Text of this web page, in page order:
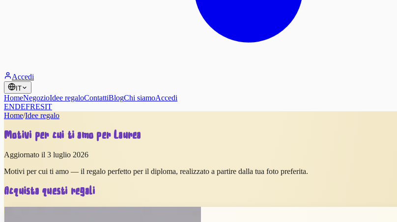
Accedi
IT
HomeNegozioIdee regaloContattiBlogChi siamoAccedi
ENDEFRESIT
Home/Idee regalo
Motivi per cui ti amo per Laurea
Aggiornato il 3 luglio 2026
Motivi per cui ti amo — il regalo perfetto per il diploma, realizzato a partire dalla tua foto preferita.
Acquista questi regali